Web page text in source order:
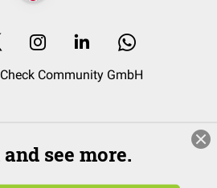
Community GmbH
see more.